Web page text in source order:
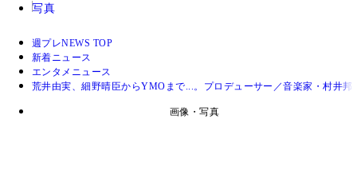
写真
週プレNEWS TOP
新着ニュース
エンタメニュース
荒井由実、細野晴臣からYMOまで...。プロデューサー／音楽家・村井
画像・写真